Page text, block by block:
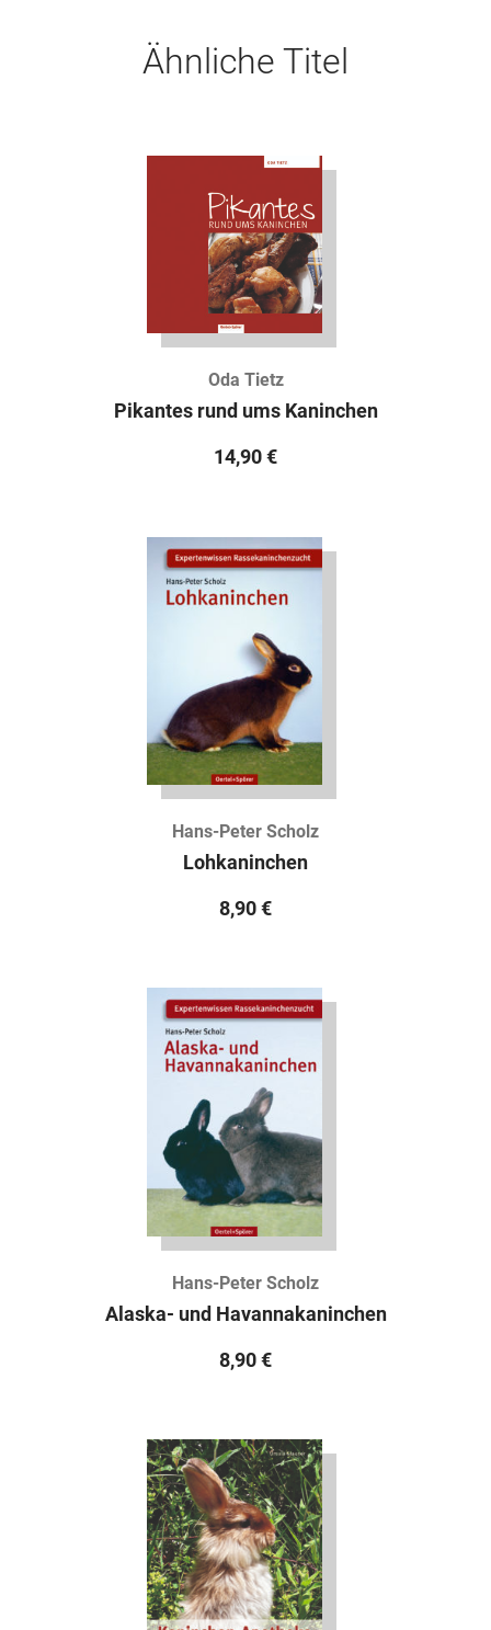
Ähnliche Titel
Oda Tietz
Pikantes rund ums Kaninchen
14,90 €
Hans-Peter Scholz
Lohkaninchen
8,90 €
Hans-Peter Scholz
Alaska- und Havannakaninchen
8,90 €